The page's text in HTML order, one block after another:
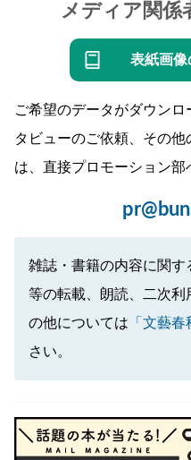
メディア関係
表紙画像
ご希望のデータがダウン
タビューのご依頼、その
は、直接プロモーション部
雑誌・書籍の内容に関
等の転載、朗読、二次
の他については 「文藝
さい。